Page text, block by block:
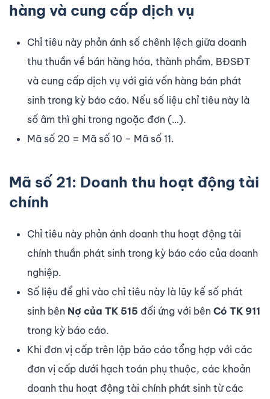
hàng và cung cấp dịch vụ
Chỉ tiêu này phản ánh số chênh lệch giữa doanh
thu thuần về bán hàng hóa, thành phẩm, BĐSĐT
và cung cấp dịch vụ với giá vốn hàng bán phát
sinh trong kỳ báo cáo. Nếu số liệu chỉ tiêu này là
số âm thì ghi trong ngoặc đơn (…).
Mã số 20 = Mã số 10 – Mã số 11.
Mã số 21: Doanh thu hoạt động tài
chính
Chỉ tiêu này phản ánh doanh thu hoạt động tài
chính thuần phát sinh trong kỳ báo cáo của doanh
nghiệp.
Số liệu để ghi vào chỉ tiêu này là lũy kế số phát
sinh bên Nợ của TK 515 đối ứng với bên Có TK 911
trong kỳ báo cáo.
Khi đơn vị cấp trên lập báo cáo tổng hợp với các
đơn vị cấp dưới hạch toán phụ thuộc, các khoản
doanh thu hoạt động tài chính phát sinh từ các